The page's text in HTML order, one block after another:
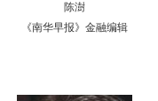
陈澍
《南华早报》金融编辑